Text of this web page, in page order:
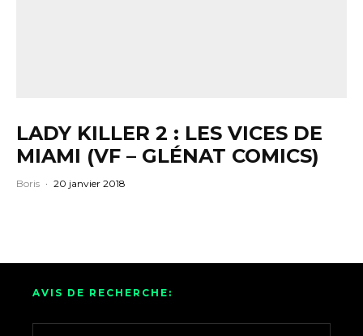
LADY KILLER 2 : LES VICES DE
MIAMI (VF – GLÉNAT COMICS)
Boris · 20 janvier 2018
AVIS DE RECHERCHE: